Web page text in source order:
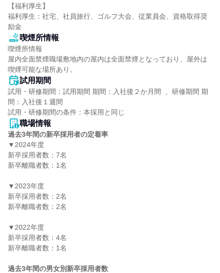
【福利厚生】
福利厚生：社宅、社員旅行、ゴルフ大会、従業員会、資格取得奨
励金
喫煙所情報
喫煙所情報
屋内全面禁煙職場敷地内の屋内は全面禁煙となっており、屋外は
喫煙可能な場所あり。
試用期間
試用・研修期間：試用期間 期間：入社後２か月間  、研修期間 期
間：入社後１週間
職場情報
過去3年間の新卒採用者の定着率
▼2024年度
新卒採用者数：7名
新卒離職者数：1名
▼2023年度
新卒採用者数：2名
新卒離職者数：2名
▼2022年度
新卒採用者数：4名
新卒離職者数：1名
過去3年間の男女別新卒採用者数